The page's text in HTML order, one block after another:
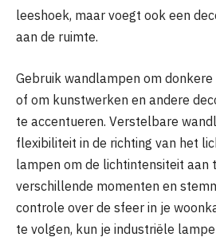
leeshoek, maar voegt ook een
aan de ruimte.
Gebruik wandlampen om
of om kunstwerken en andere
te accentueren. Verstelbare
flexibiliteit in de richting van het
lampen om de lichtintensiteit aan
verschillende momenten en
controle over de sfeer in je
te volgen, kun je industriële